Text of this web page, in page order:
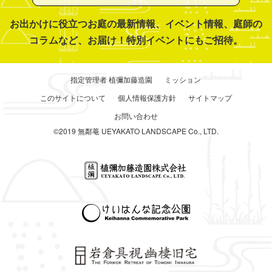
お出かけに役立つお庭の最新情報、イベント情報、庭師の
コラムなど、お届け！特別イベントにもご招待。
指定管理者 植彌加藤造園
ミッション
このサイトについて
個人情報保護方針
サイトマップ
お問い合わせ
©2019 無鄰菴 UEYAKATO LANDSCAPE Co., LTD.